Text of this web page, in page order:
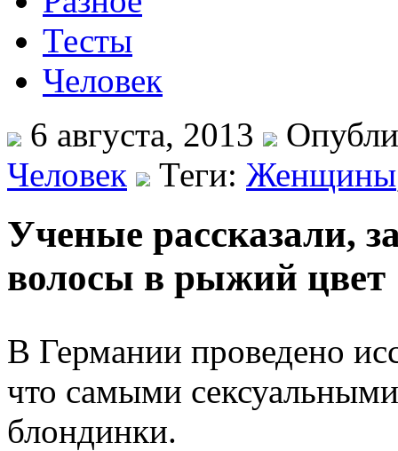
Тесты
Человек
6 августа, 2013
Человек
Теги: Женщины
Ученые рассказали,
волосы в рыжий цвет
В Германии проведено
что самыми
блондинки.